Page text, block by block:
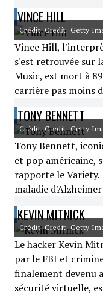
VINCE HILL
Crédit: Credit: Getty
Vince Hill,
s'est retrouvée sur
Music, est mort à
carrière pas moins
TONY BENNETT
Crédit: Credit: Getty
Tony Bennett,
et pop américaine,
rapporte le Variety.
maladie
KEVIN MITNICK
Crédit: Credit: Getty
Le hacker Kevin
par le FBI et
finalement devenu
sécurité virtuelle,